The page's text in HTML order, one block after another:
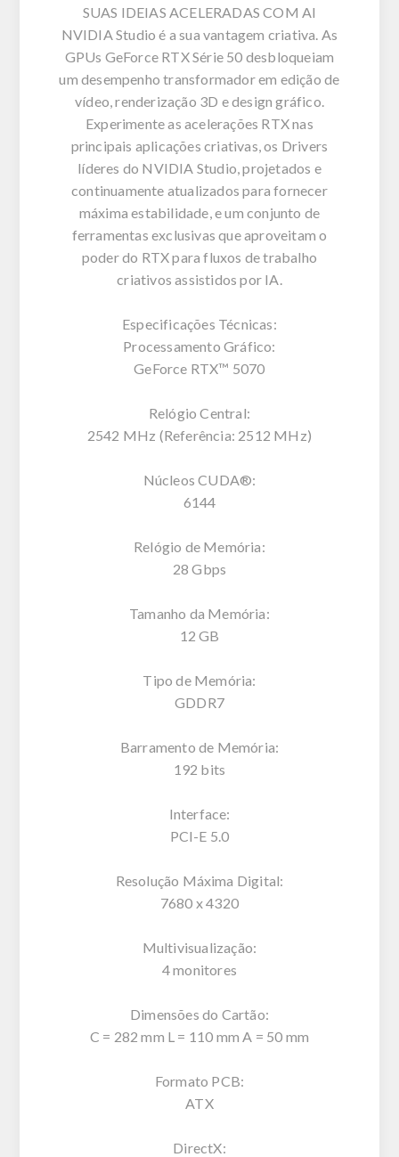
SUAS IDEIAS ACELERADAS COM AI
NVIDIA Studio é a sua vantagem criativa. As
GPUs GeForce RTX Série 50 desbloqueiam
um desempenho transformador em edição de
vídeo, renderização 3D e design gráfico.
Experimente as acelerações RTX nas
principais aplicações criativas, os Drivers
líderes do NVIDIA Studio, projetados e
continuamente atualizados para fornecer
máxima estabilidade, e um conjunto de
ferramentas exclusivas que aproveitam o
poder do RTX para fluxos de trabalho
criativos assistidos por IA.
Especificações Técnicas:
Processamento Gráfico:
GeForce RTX™ 5070
Relógio Central:
2542 MHz (Referência: 2512 MHz)
Núcleos CUDA®:
6144
Relógio de Memória:
28 Gbps
Tamanho da Memória:
12 GB
Tipo de Memória:
GDDR7
Barramento de Memória:
192 bits
Interface:
PCI-E 5.0
Resolução Máxima Digital:
7680 x 4320
Multivisualização:
4 monitores
Dimensões do Cartão:
C = 282 mm L = 110 mm A = 50 mm
Formato PCB:
ATX
DirectX: